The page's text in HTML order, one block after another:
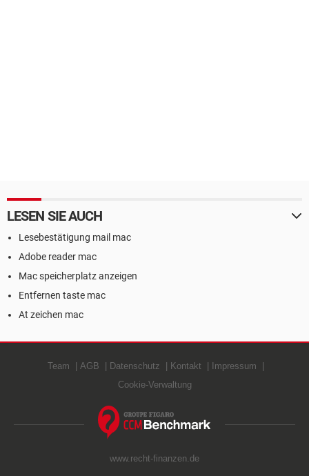
LESEN SIE AUCH
Lesebestätigung mail mac
Adobe reader mac
Mac speicherplatz anzeigen
Entfernen taste mac
At zeichen mac
Team AGB Datenschutz Kontakt
Impressum
Cookie-Verwaltung
www.recht-finanzen.de